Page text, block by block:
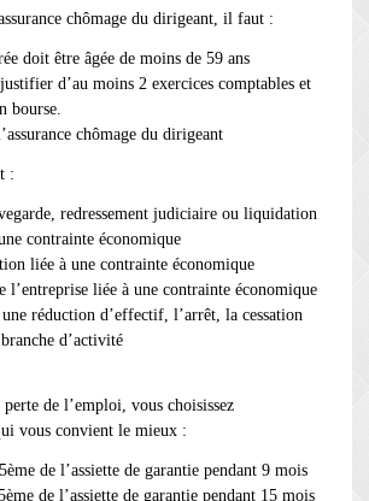
chômage du dirigeant, il faut :
doit être âgée de moins de 59 ans
d’au moins 2 exercices comptables et
bourse.
chômage du dirigeant
:
redressement judiciaire ou liquidation
contrainte économique
liée à une contrainte économique
l’entreprise liée à une contrainte économique
réduction d’effectif, l’arrêt, la cessation
d’activité
de l’emploi, vous choisissez
vous convient le mieux :
de l’assiette de garantie pendant 9 mois
de l’assiette de garantie pendant 15 mois